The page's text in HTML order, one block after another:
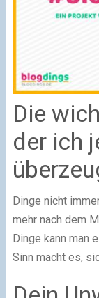
Die
der ich
Dinge nicht
mehr nach dem
Dinge kann man
Sinn macht es,